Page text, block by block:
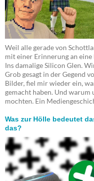
Weil alle gerade von
mit einer Erinnerung an
Ins damalige Silicon Glen.
Grob gesagt in der Gegend
Bilder, fiel mir wieder ein,
gemacht haben. Und
mochten. Ein
Was zur Hölle bedeutet
das?